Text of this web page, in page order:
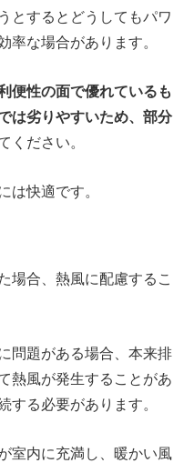
とするとどうしてもパワ
率な場合があります。
便性の面で優れているも
は劣りやすいため、部分
ください。
は快適です。
場合、熱風に配慮するこ
問題がある場合、本来排
熱風が発生することがあ
する必要があります。
室内に充満し、暖かい風